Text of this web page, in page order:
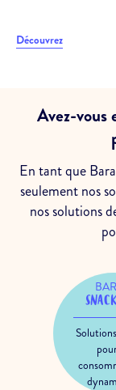
Découvrez
Avez-vous
En tant que
seulement nos
nos solutions